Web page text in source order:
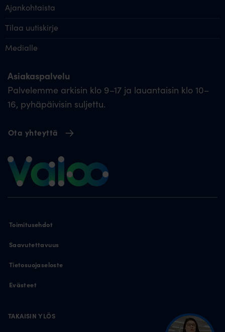
Ajankohtaista
Tilaa uutiskirje
Medialle
Asiakaspalvelu
Palvelemme arkisin klo 9–17 ja lauantaisin klo 10–
16, pyhäpäivisin suljettu.
Ota yhteyttä
TAKAISIN YLÖS
Toimitusehdot
Saavutettavuus
Tietosuojaseloste
Evästeet